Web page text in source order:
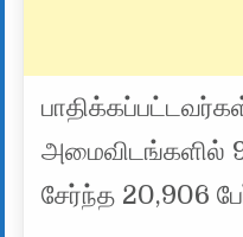
பாதிக்கப்பட்டவர்கள்
அமைவிடங்களில்
சேர்ந்த 20,906